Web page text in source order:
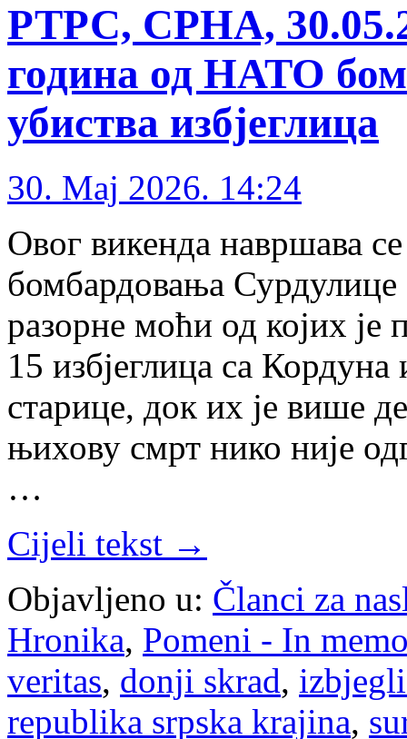
РТРС, СРНА,
година од НАТО
убиства избјеглица
30. Maj 2026. 14:24
Овог викенда навршава
бомбардовања Сурдулице
разорне моћи од којих
15 избјеглица са
старице, док их је више
њихову смрт нико није
…
Cijeli tekst →
Objavljeno u: Članci za
Hronika, Pomeni - In
veritas, donji skrad,
republika srpska krajina,